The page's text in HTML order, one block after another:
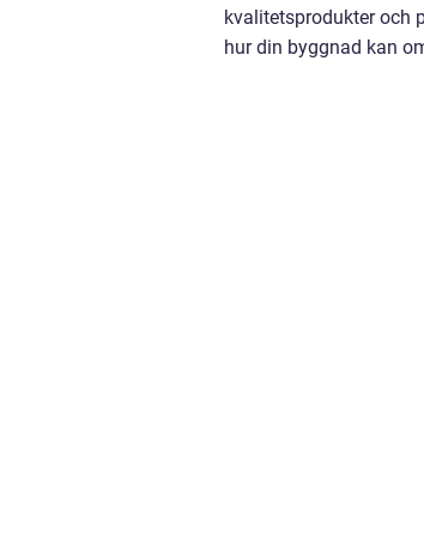
kvalitetsprodukter och
hur din byggnad kan